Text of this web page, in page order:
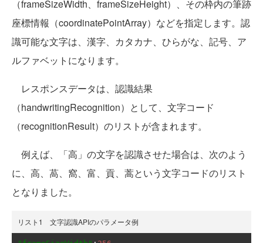
（frameSizeWidth、frameSizeHeight）、その枠内の筆跡
座標情報（coordinatePointArray）などを指定します。認
識可能な文字は、漢字、カタカナ、ひらがな、記号、ア
ルファベットになります。
レスポンスデータは、認識結果
（handwritingRecognition）として、文字コード
（recognitionResult）のリストが含まれます。
例えば、「高」の文字を認識させた場合は、次のよう
に、高、萵、窩、富、貢、蒿という文字コードのリスト
となりました。
リスト1 文字認識APIのパラメータ例